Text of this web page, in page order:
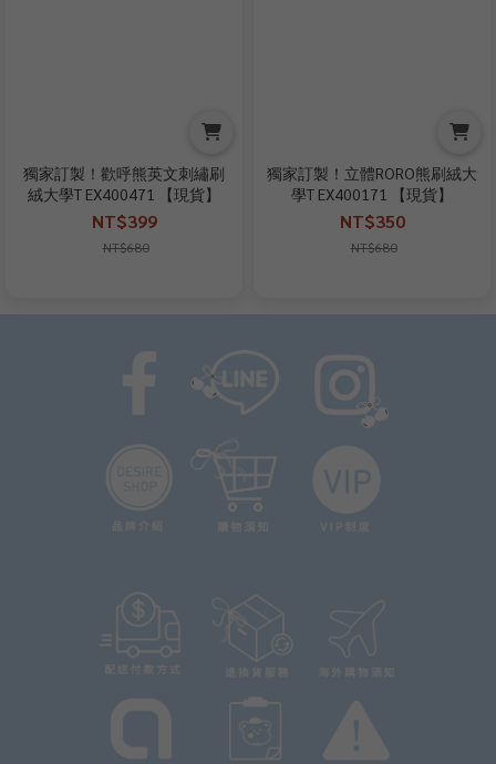
獨家訂製！歡呼熊英文刺繡刷
絨大學T EX400471 【現貨】
NT$399
NT$680
獨家訂製！立體RORO熊刷絨大
學T EX400171 【現貨】
NT$350
NT$680